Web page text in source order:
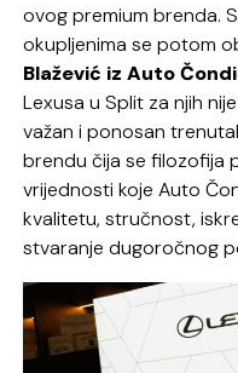
ovog premium brenda.
okupljenima se potom
Blažević iz Auto
Lexusa u Split za njih
važan i ponosan
brendu čija se filozofija
vrijednosti koje Auto
kvalitetu, stručnost,
stvaranje dugoročnog